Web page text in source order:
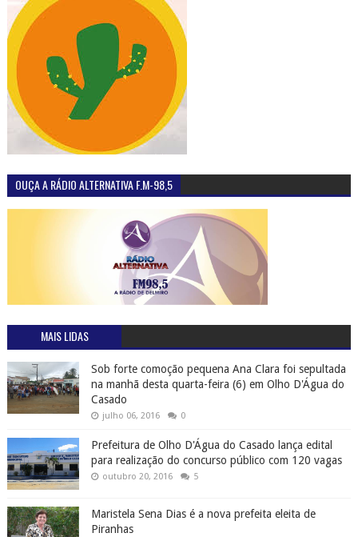
OUÇA A RÁDIO ALTERNATIVA F.M-98,5
MAIS LIDAS
Sob forte comoção pequena Ana Clara foi sepultada
na manhã desta quarta-feira (6) em Olho D'Água do
Casado
julho 06, 2016 0
Prefeitura de Olho D'Água do Casado lança edital
para realização do concurso público com 120 vagas
outubro 20, 2016 5
Maristela Sena Dias é a nova prefeita eleita de
Piranhas